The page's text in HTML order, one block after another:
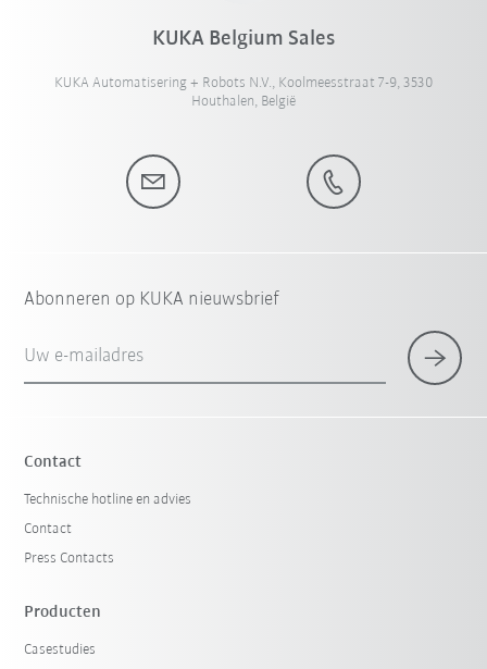
KUKA Belgium Sales
KUKA Automatisering + Robots N.V., Koolmeesstraat 7-9, 3530
Houthalen, België
Abonneren op KUKA nieuwsbrief
Uw e-mailadres
Contact
Technische hotline en advies
Contact
Press Contacts
Producten
Casestudies